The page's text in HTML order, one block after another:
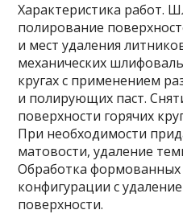
Характеристика работ.
полирование
и мест удаления
механических
кругах с применением
и полирующих паст.
поверхности горячих
При необходимости
матовости, удаление
Обработка
конфигурации с
поверхности.